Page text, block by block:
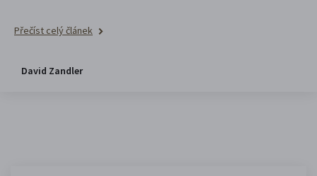
Přečíst celý článek
David Zandler